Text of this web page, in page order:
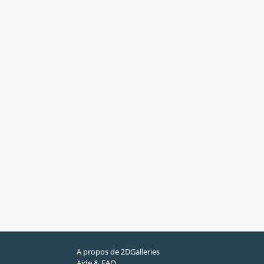
A propos de 2DGalleries